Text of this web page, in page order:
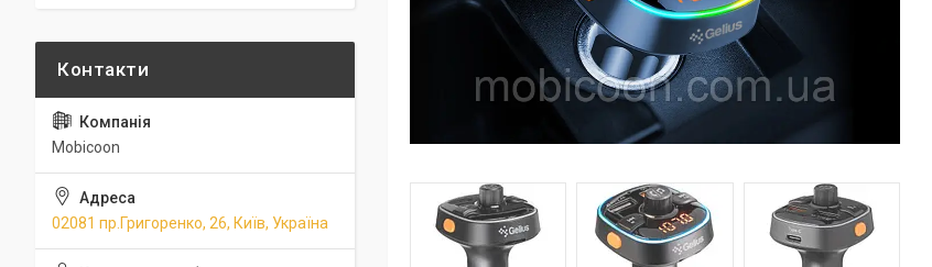
Mobicoon
02081 пр.Григоренко, 26, Київ, Україна